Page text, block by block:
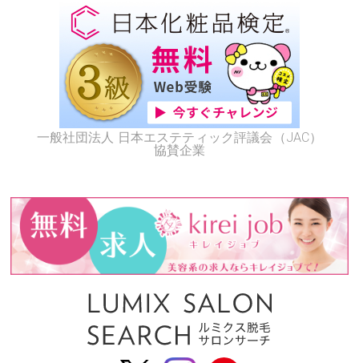
一般社団法人 日本エステティック評議会（JAC）
協賛企業